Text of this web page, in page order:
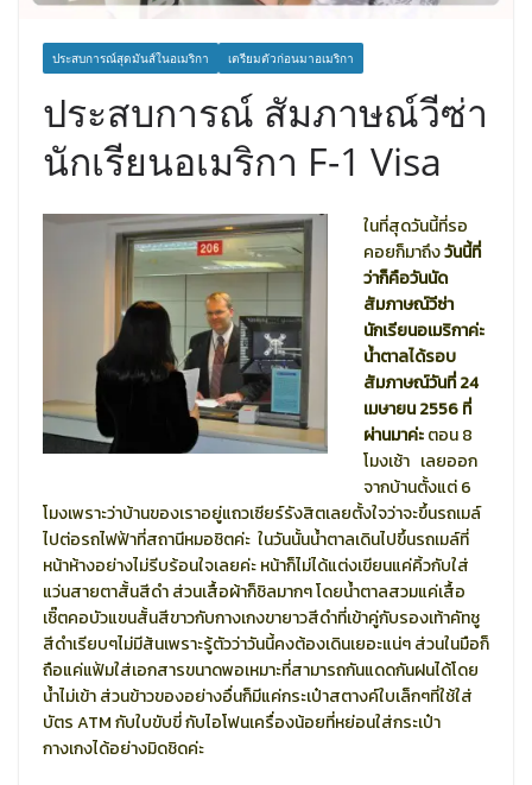
ประสบการณ์สุดมันส์ในอเมริกา เตรียมตัวก่อนมาอเมริกา
ประสบการณ์ สัมภาษณ์วีซ่า
นักเรียนอเมริกา F-1 Visa
ในที่สุดวันนี้ที่รอ
คอยก็มาถึงวันนี้ที่
ว่าก็คือวันนัด
สัมภาษณ์วีซ่า
นักเรียนอเมริกาค่ะ
น้ำตาลได้รอบ
สัมภาษณ์วันที่ 24
เมษายน 2556 ที่
ผ่านมาค่ะตอน 8
โมงเช้า เลยออก
จากบ้านตั้งแต่ 6
โมงเพราะว่าบ้านของเราอยู่แถวเซียร์รังสิตเลยตั้งใจว่าจะขึ้นรถเมล์
ไปต่อรถไฟฟ้าที่สถานีหมอชิตค่ะ ในวันนั้นน้ำตาลเดินไปขึ้นรถเมล์ที่
หน้าห้างอย่างไม่รีบร้อนใจเลยค่ะ หน้าก็ไม่ได้แต่งเขียนแค่คิ้วกับใส่
แว่นสายตาสั้นสีดำ ส่วนเสื้อผ้าก็ชิลมากๆ โดยน้ำตาลสวมแค่เสื้อ
เชิ๊ตคอบัวแขนสั้นสีขาวกับกางเกงขายาวสีดำที่เข้าคู่กับรองเท้าคัทชู
สีดำเรียบๆไม่มีส้นเพราะรู้ตัวว่าวันนี้คงต้องเดินเยอะแน่ๆส่วนในมือก็
ถือแค่แฟ้มใส่เอกสารขนาดพอเหมาะที่สามารถกันแดดกันฝนได้โดย
น้ำไม่เข้า ส่วนข้าวของอย่างอื่นก็มีแค่กระเป๋าสตางค์ใบเล็กๆที่ใช้ใส่
บัตร ATM กับใบขับขี่ กับไอโฟนเครื่องน้อยที่หย่อนใส่กระเป๋า
กางเกงได้อย่างมิดชิดค่ะ